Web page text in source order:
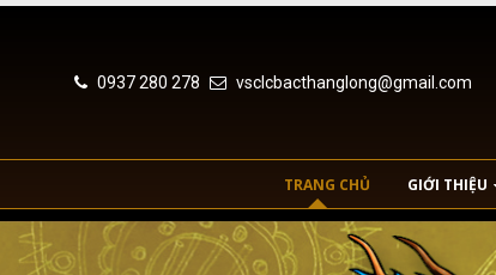
0937 280 278 vsclcbacthanglong@gmail.com
TRANG CHỦ GIỚI THIỆU